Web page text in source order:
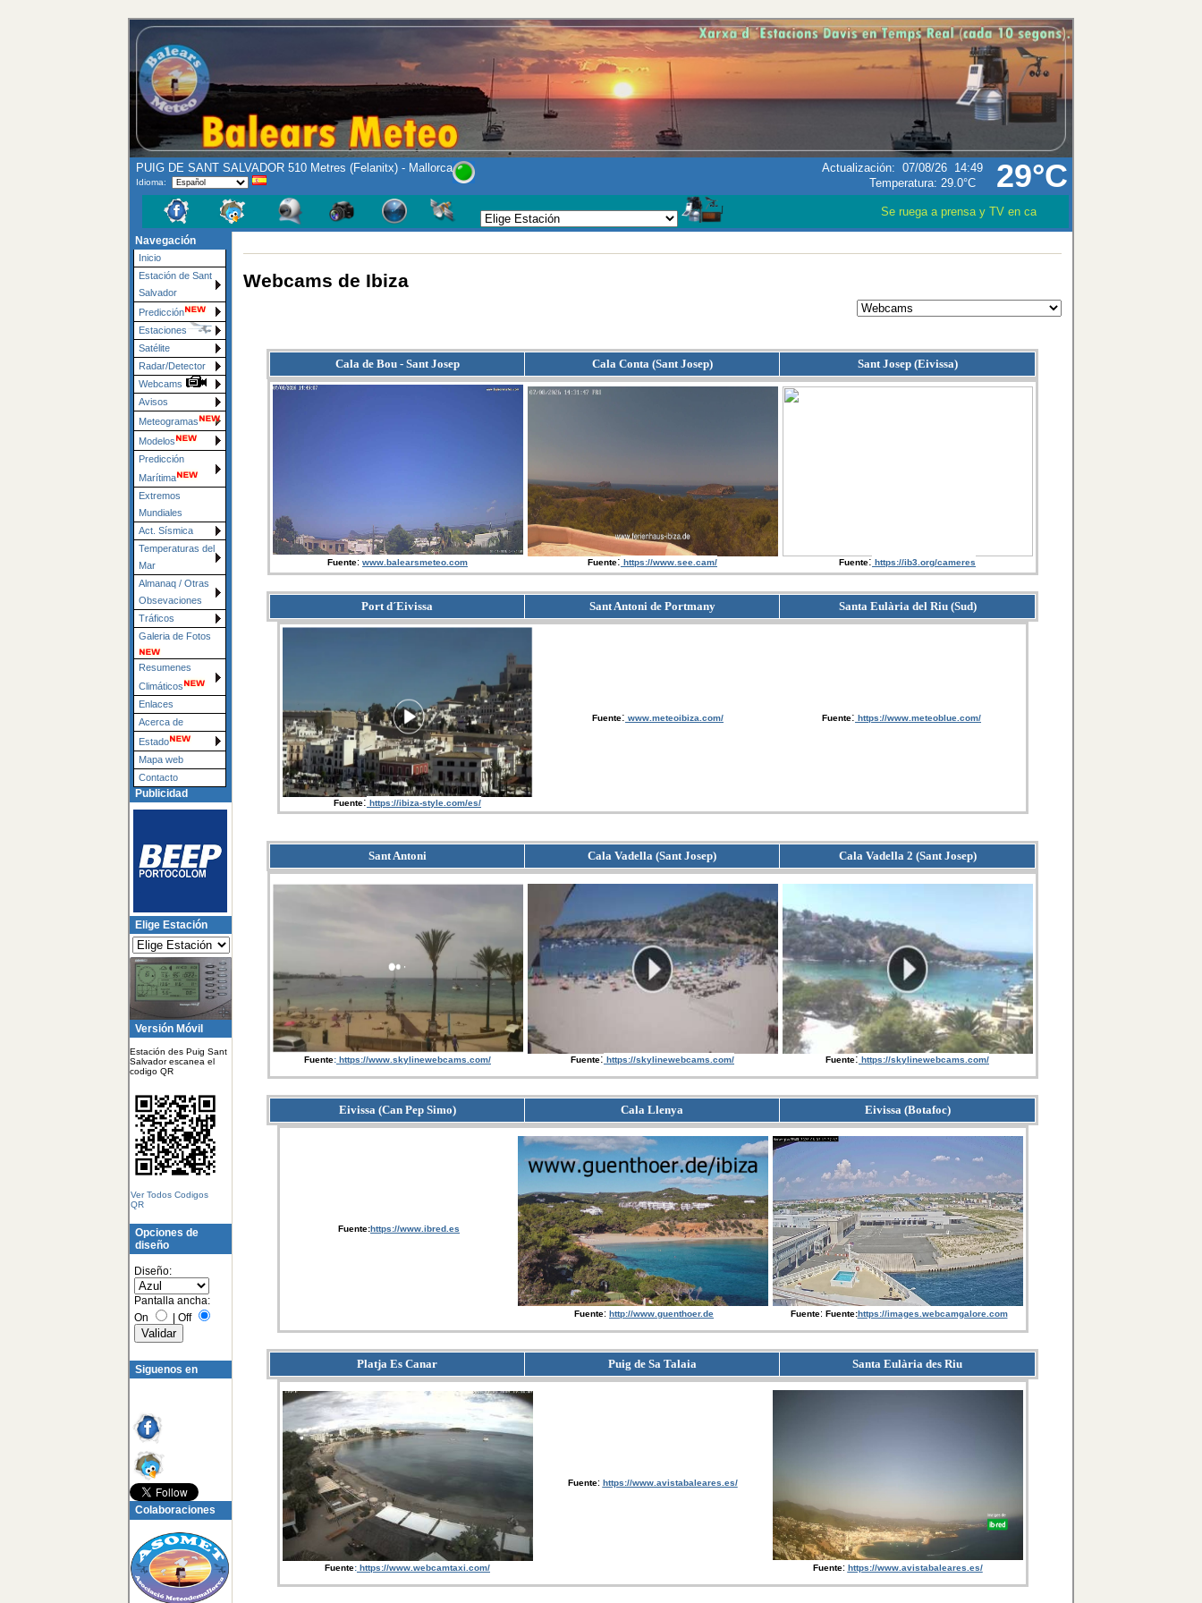
29°C
PUIG DE SANT SALVADOR 510 Metres (Felanitx) - Mallorca
Idioma:
Actualización: 07/08/26 14:49
Temperatura: 29.0°C
Se ruega a prensa y TV en caso que utilizen los datos
Navegación
Inicio
Estación de Sant
Salvador
Predicción
Estaciones
Satélite
Radar/Detector
Webcams
Avisos
Meteogramas
Modelos
Predicción
Marítima
Extremos
Mundiales
Act. Sísmica
Temperaturas del
Mar
Almanaq / Otras
Obsevaciones
Tráficos
Galeria de Fotos
Resumenes
Climáticos
Enlaces
Acerca de
Estado
Mapa web
Contacto
Publicidad
Elige Estación
Versión Móvil
Estación des Puig Sant
Salvador escanea el
codigo QR
Ver Todos Codigos
QR
Opciones de
diseño
Diseño:
Pantalla ancha:
On
Off
Siguenos en
Colaboraciones
Webcams de Ibiza
Cala de Bou - Sant Josep Cala Conta (Sant Josep) Sant Josep (Eivissa)
Fuente: www.balearsmeteo.com Fuente: https://www.see.cam/ Fuente: https://ib3.org/cameres
Port d´Eivissa Sant Antoni de Portmany Santa Eulària del Riu (Sud)
Fuente: https://ibiza-style.com/es/
Fuente: www.meteoibiza.com/ Fuente: https://www.meteoblue.com/
Sant Antoni Cala Vadella (Sant Josep) Cala Vadella 2 (Sant Josep)
Fuente: https://www.skylinewebcams.com/ Fuente: https://skylinewebcams.com/ Fuente: https://skylinewebcams.com/
Eivissa (Can Pep Simo) Cala Llenya Eivissa (Botafoc)
Fuente:https://www.ibred.es
Fuente: http://www.guenthoer.de Fuente: Fuente:https://images.webcamgalore.com
Platja Es Canar Puig de Sa Talaia Santa Eulària des Riu
Fuente: https://www.webcamtaxi.com/
Fuente: https://www.avistabaleares.es/
Fuente: https://www.avistabaleares.es/